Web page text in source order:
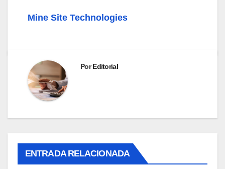
Mine Site Technologies
PorEditorial
ENTRADA RELACIONADA